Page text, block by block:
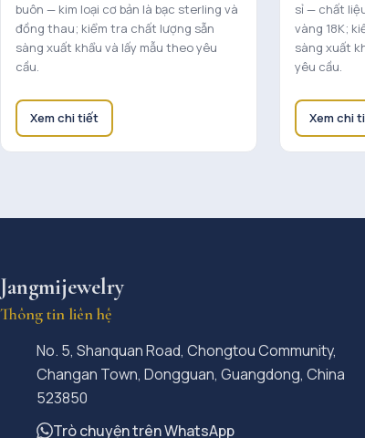
buôn — kim loại cơ bản là bạc sterling và
đồng thau; kiểm tra chất lượng sẵn
sàng xuất khẩu và lấy mẫu theo yêu
cầu.
Xem chi tiết
sỉ — chất
vàng 18K;
sàng xuất
yêu cầu.
Xem chi
Jangmijewelry
Thông tin liên hệ
No. 5, Shanquan Road, Chongtou Community,
Changan Town, Dongguan, Guangdong, China
523850
Trò chuyện trên WhatsApp